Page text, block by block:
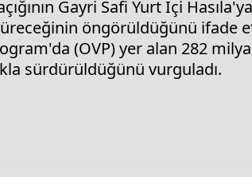
Gayri Safi Yurt İçi
öngörüldüğünü ifade
(OVP) yer alan 282
sürdürüldüğünü vurguladı.